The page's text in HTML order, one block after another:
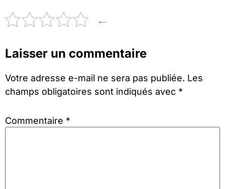
←
Laisser un commentaire
Votre adresse e-mail ne sera pas publiée. Les
champs obligatoires sont indiqués avec *
Commentaire *